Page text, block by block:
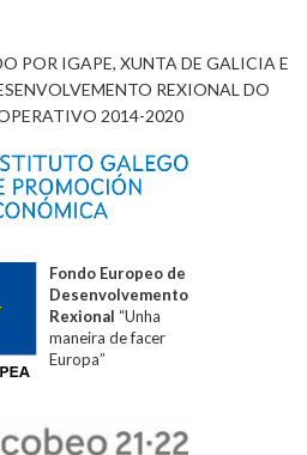
POR IGAPE, XUNTA DE GALICIA E
REXIONAL DO
2014-2020
Fondo Europeo de
Desenvolvemento
Rexional “Unha
maneira de facer
Europa”